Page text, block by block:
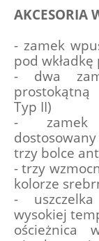
AKCESORIA
- zamek
pod wkładkę
- dwa
prostokątną
Typ II)
- zamek
trzy bolce
- trzy
kolorze
-
wysokiej
ościeżnica